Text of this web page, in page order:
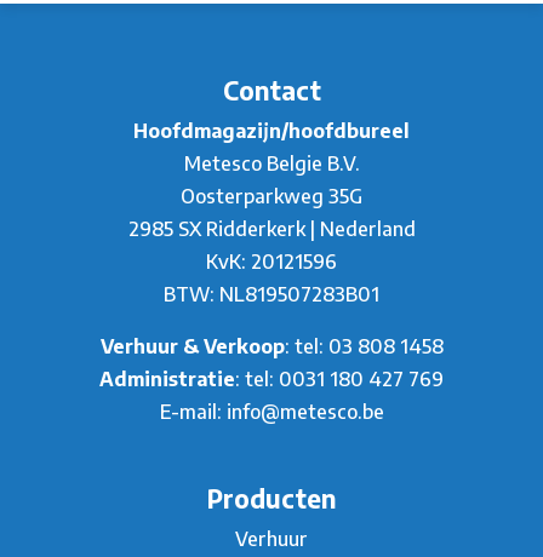
Contact
Hoofdmagazijn/hoofdbureel
Metesco Belgie B.V.
Oosterparkweg 35G
2985 SX Ridderkerk | Nederland
KvK: 20121596
BTW: NL819507283B01
Verhuur & Verkoop: tel: 03 808 1458
Administratie: tel: 0031 180 427 769
E-mail: info@metesco.be
Producten
Verhuur